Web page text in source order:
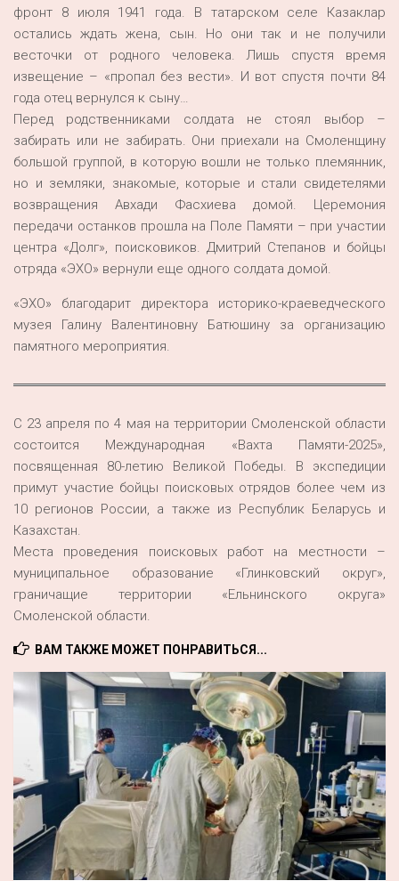
фронт 8 июля 1941 года. В татарском селе Казаклар
остались ждать жена, сын. Но они так и не получили
весточки от родного человека. Лишь спустя время
извещение – «пропал без вести». И вот спустя почти 84
года отец вернулся к сыну…
Перед родственниками солдата не стоял выбор –
забирать или не забирать. Они приехали на Смоленщину
большой группой, в которую вошли не только племянник,
но и земляки, знакомые, которые и стали свидетелями
возвращения Авхади Фасхиева домой. Церемония
передачи останков прошла на Поле Памяти – при участии
центра «Долг», поисковиков. Дмитрий Степанов и бойцы
отряда «ЭХО» вернули еще одного солдата домой.
«ЭХО» благодарит директора историко-краеведческого
музея Галину Валентиновну Батюшину за организацию
памятного мероприятия.
С 23 апреля по 4 мая на территории Смоленской области
состоится Международная «Вахта Памяти-2025»,
посвященная 80-летию Великой Победы. В экспедиции
примут участие бойцы поисковых отрядов более чем из
10 регионов России, а также из Республик Беларусь и
Казахстан.
Места проведения поисковых работ на местности –
муниципальное образование «Глинковский округ»,
граничащие территории «Ельнинского округа»
Смоленской области.
ВАМ ТАКЖЕ МОЖЕТ ПОНРАВИТЬСЯ...